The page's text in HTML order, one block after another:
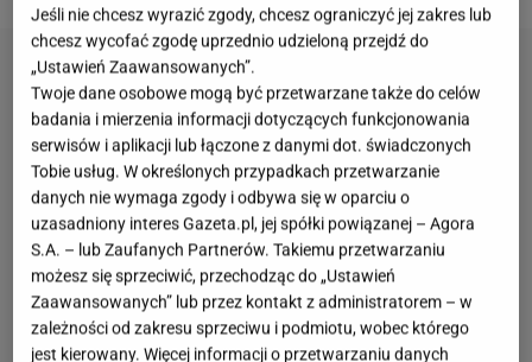
Jeśli nie chcesz wyrazić zgody, chcesz ograniczyć jej zakres lub
chcesz wycofać zgodę uprzednio udzieloną przejdź do
„Ustawień Zaawansowanych”.
Twoje dane osobowe mogą być przetwarzane także do celów
badania i mierzenia informacji dotyczących funkcjonowania
serwisów i aplikacji lub łączone z danymi dot. świadczonych
Tobie usług. W określonych przypadkach przetwarzanie
danych nie wymaga zgody i odbywa się w oparciu o
uzasadniony interes Gazeta.pl, jej spółki powiązanej – Agora
S.A. – lub Zaufanych Partnerów. Takiemu przetwarzaniu
możesz się sprzeciwić, przechodząc do „Ustawień
Zaawansowanych” lub przez kontakt z administratorem – w
zależności od zakresu sprzeciwu i podmiotu, wobec którego
jest kierowany. Więcej informacji o przetwarzaniu danych